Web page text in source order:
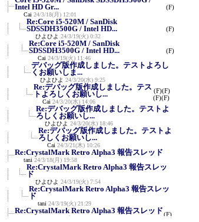
Intel HD Gr...
Cai 24/3/18(月) 12:01
(F)
Re:Core i5-520M / SanDisk
SDSSDH3500G / Intel HD...
ひよひよ 24/3/19(火) 0:32
(F)
Re:Core i5-520M / SanDisk
SDSSDH3500G / Intel HD...
Cai 24/3/19(火) 11:46
(F)
デバッグ版作成しました。テストよろし
くお願いしま...
ひよひよ 24/3/20(水) 9:25
Re:デバッグ版作成しました。テス
トよろしくお願いし...
Cai 24/3/20(水) 14:06
(F)(F)
(F)(F)
Re:デバッグ版作成しました。テストよ
ろしくお願いし...
ひよひよ 24/3/20(水) 18:46
Re:デバッグ版作成しました。テストよ
ろしくお願いし...
Cai 24/3/21(木) 10:26
Re:CrystalMark Retro Alpha3 報告スレッド
tani 24/3/18(月) 19:58
Re:CrystalMark Retro Alpha3 報告スレッ
ド
ひよひよ 24/3/19(火) 7:54
Re:CrystalMark Retro Alpha3 報告スレッ
ド
tani 24/3/19(火) 21:29
Re:CrystalMark Retro Alpha3 報告スレッド
24/3/19(火) 16:06
(F)